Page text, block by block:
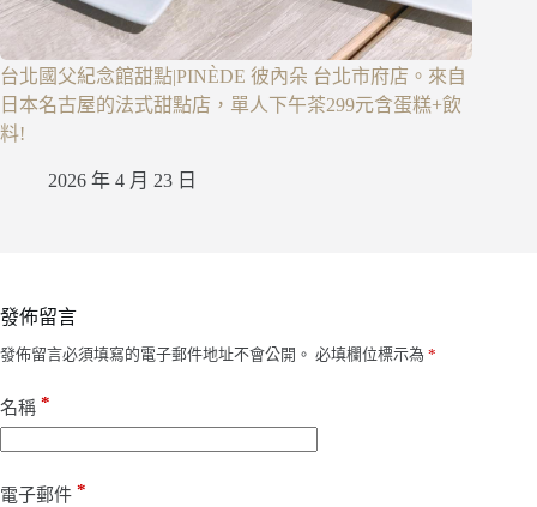
台北國父紀念館甜點|PINÈDE 彼內朵 台北市府店。來自
日本名古屋的法式甜點店，單人下午茶299元含蛋糕+飲
料!
2026 年 4 月 23 日
發佈留言
發佈留言必須填寫的電子郵件地址不會公開。 必填欄位標示為 *
名稱 *
電子郵件 *